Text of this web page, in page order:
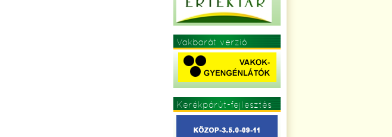
Vakbarát verzió
Kerékpárút-fejlesztés